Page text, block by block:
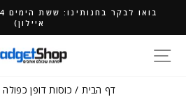
איילון)
דף הבית/ כוסות דופן כפולה